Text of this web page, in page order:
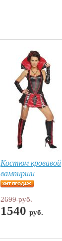
Костюм кровавой
вампирши
2699 руб.
1540 руб.